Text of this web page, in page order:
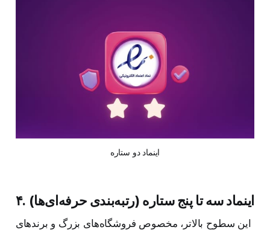
اینماد دو ستاره
۴. اینماد سه تا پنج ستاره (رتبه‌بندی حرفه‌ای‌ها)
این سطوح بالاتر، مخصوص فروشگاه‌های بزرگ و برندهای